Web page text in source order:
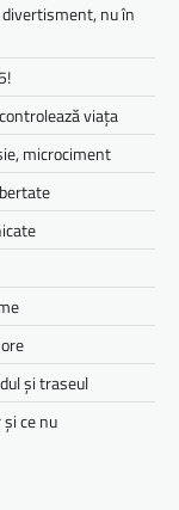
nu în
viața
microciment
și traseul
ce nu